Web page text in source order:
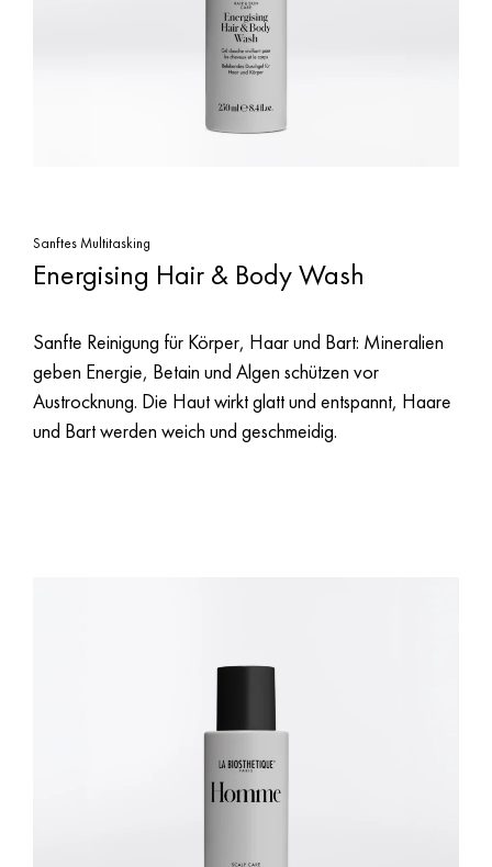
Sanftes Multitasking
Energising Hair & Body Wash
Sanfte Reinigung für Körper, Haar und Bart: Mineralien
geben Energie, Betain und Algen schützen vor
Austrocknung. Die Haut wirkt glatt und entspannt, Haare
und Bart werden weich und geschmeidig.